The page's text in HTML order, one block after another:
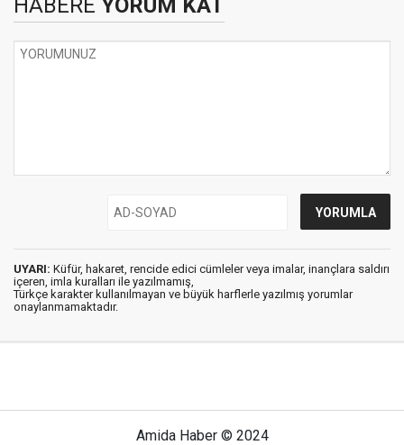
UYARI: Küfür, hakaret, rencide edici cümleler veya imalar, inançlara saldırı
içeren, imla kuralları ile yazılmamış,
Türkçe karakter kullanılmayan ve büyük harflerle yazılmış yorumlar
onaylanmamaktadır.
Amida Haber © 2024